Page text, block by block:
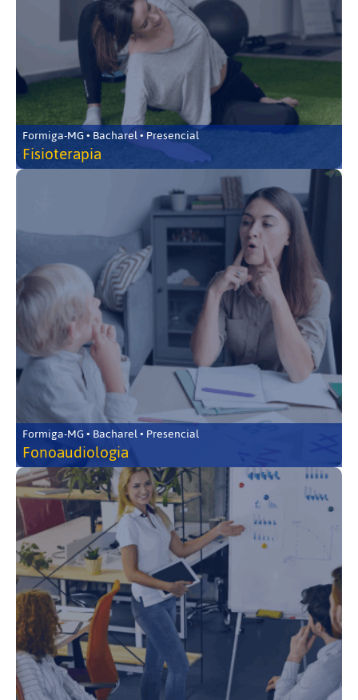
Formiga-MG • Bacharel • Presencial
Fisioterapia
Formiga-MG • Bacharel • Presencial
Fonoaudiologia